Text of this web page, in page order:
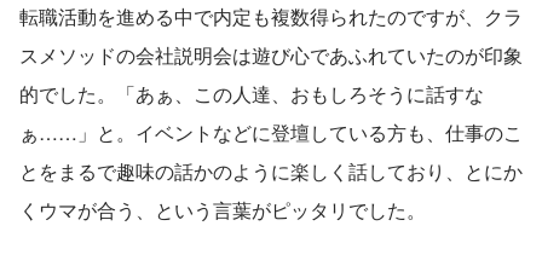
転職活動を進める中で内定も複数得られたのですが、クラ
スメソッドの会社説明会は遊び心であふれていたのが印象
的でした。「あぁ、この人達、おもしろそうに話すな
ぁ……」と。イベントなどに登壇している方も、仕事のこ
とをまるで趣味の話かのように楽しく話しており、とにか
くウマが合う、という言葉がピッタリでした。